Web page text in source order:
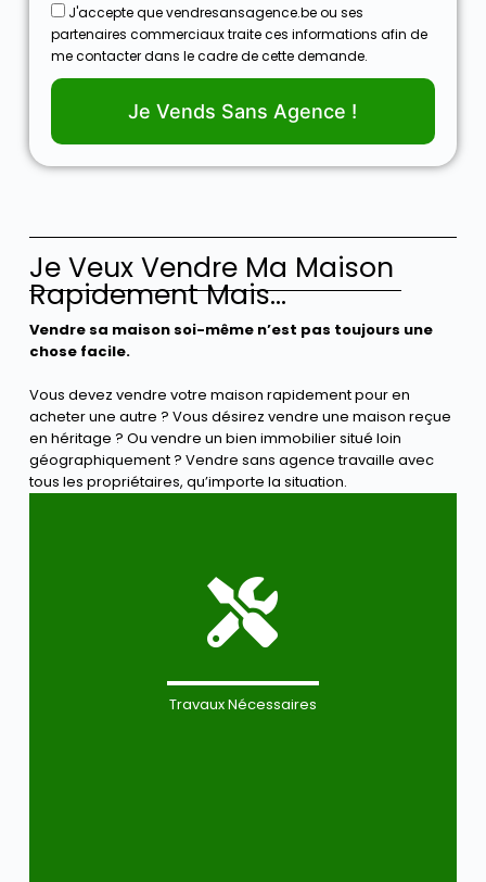
J'accepte que vendresansagence.be ou ses
partenaires commerciaux traite ces informations afin de
me contacter dans le cadre de cette demande.
Je Vends Sans Agence !
Je Veux Vendre Ma Maison
Rapidement Mais...
Vendre sa maison soi-même n’est pas toujours une
chose facile.
Vous devez vendre votre maison rapidement pour en
acheter une autre ? Vous désirez vendre une maison reçue
en héritage ? Ou vendre un bien immobilier situé loin
géographiquement ? Vendre sans agence travaille avec
tous les propriétaires, qu’importe la situation.
Travaux Nécessaires